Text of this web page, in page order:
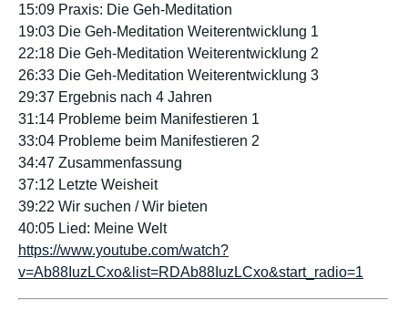
15:09 Praxis: Die Geh-Meditation
19:03 Die Geh-Meditation Weiterentwicklung 1
22:18 Die Geh-Meditation Weiterentwicklung 2
26:33 Die Geh-Meditation Weiterentwicklung 3
29:37 Ergebnis nach 4 Jahren
31:14 Probleme beim Manifestieren 1
33:04 Probleme beim Manifestieren 2
34:47 Zusammenfassung
37:12 Letzte Weisheit
39:22 Wir suchen / Wir bieten
40:05 Lied: Meine Welt
https://www.youtube.com/watch?
v=Ab88IuzLCxo&list=RDAb88IuzLCxo&start_radio=1